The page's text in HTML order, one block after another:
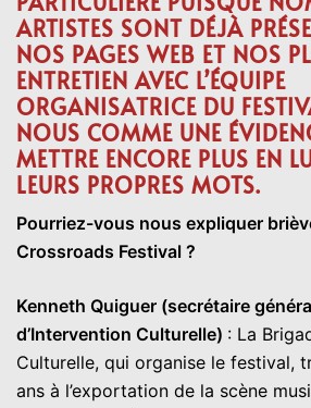
ARTISTES SONT DÉJÀ
NOS PAGES WEB ET NOS
ENTRETIEN AVEC L’ÉQUIPE
ORGANISATRICE DU
NOUS COMME UNE
METTRE ENCORE PLUS EN
LEURS PROPRES MOTS.
Pourriez-vous nous expliquer
Crossroads Festival ?
Kenneth Quiguer (secrétaire
d’Intervention Culturelle) : La
Culturelle, qui organise le festival,
ans à l’exportation de la scène